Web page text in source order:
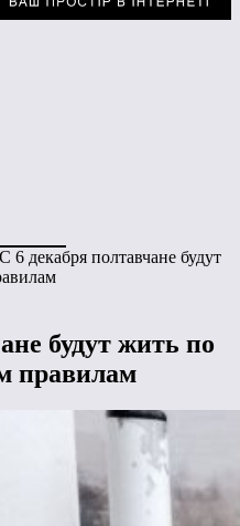
С 6 декабря полтавчане будут
будут жить по
правилам